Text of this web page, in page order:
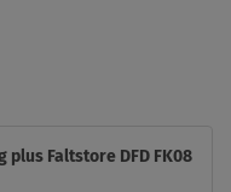
plus Faltstore DFD FK08